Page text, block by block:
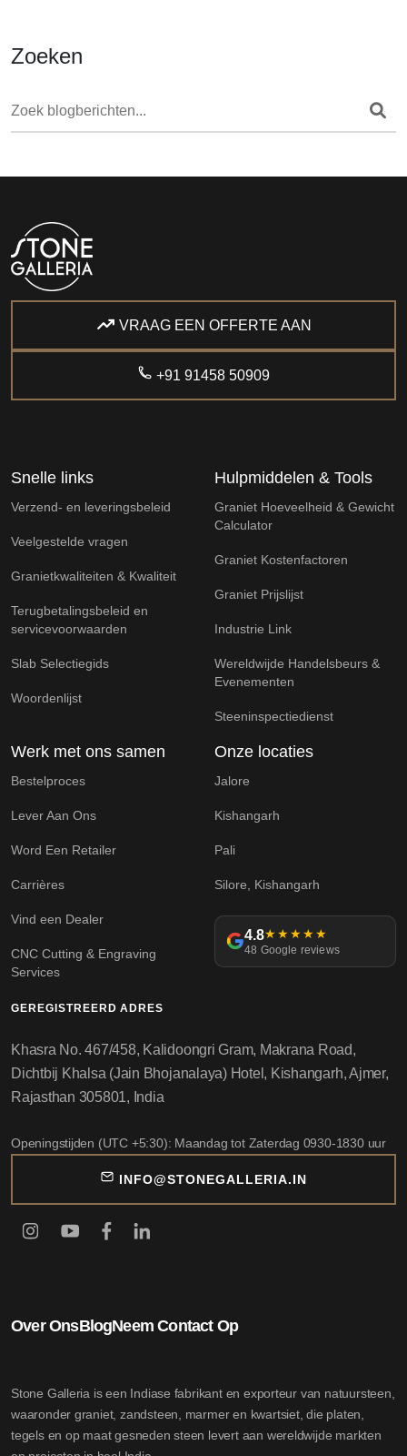
Zoeken
VRAAG EEN OFFERTE AAN
+91 91458 50909
Snelle links
Verzend- en leveringsbeleid
Veelgestelde vragen
Granietkwaliteiten & Kwaliteit
Terugbetalingsbeleid en
servicevoorwaarden
Slab Selectiegids
Woordenlijst
Hulpmiddelen & Tools
Graniet Hoeveelheid & Gewicht
Calculator
Graniet Kostenfactoren
Graniet Prijslijst
Industrie Link
Wereldwijde Handelsbeurs &
Evenementen
Steeninspectiedienst
Werk met ons samen
Bestelproces
Lever Aan Ons
Word Een Retailer
Carrières
Vind een Dealer
CNC Cutting & Engraving
Services
Onze locaties
Jalore
Kishangarh
Pali
Silore, Kishangarh
4.8★★★★★
48 Google reviews
Over OnsBlogNeem Contact Op
Stone Galleria is een Indiase fabrikant en exporteur van natuursteen,
waaronder graniet, zandsteen, marmer en kwartsiet, die platen,
tegels en op maat gesneden steen levert aan wereldwijde markten
GEREGISTREERD ADRES
Khasra No. 467/458, Kalidoongri Gram, Makrana Road,
Dichtbij Khalsa (Jain Bhojanalaya) Hotel, Kishangarh, Ajmer,
Rajasthan 305801, India
Openingstijden (UTC +5:30): Maandag tot Zaterdag 0930-1830 uur
INFO@STONEGALLERIA.IN